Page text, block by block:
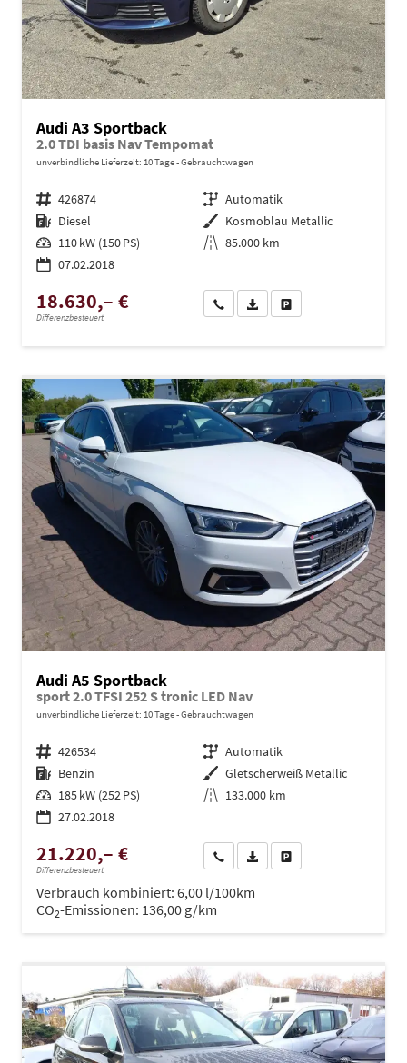
Audi A3 Sportback
2.0 TDI basis Nav Tempomat
unverbindliche Lieferzeit: 10 Tage Gebrauchtwagen
Fahrzeugnr. 426874 Getriebe Automatik
Kraftstoff Diesel Außenfarbe Kosmoblau Metallic
Leistung 110 kW (150 PS) Kilometerstand 85.000 km
07.02.2018
18.630,– €
Differenzbesteuert
Wir rufen Sie anPDF-Datei, Fahrzeugexposé
Audi A5 Sportback
sport 2.0 TFSI 252 S tronic LED Nav
unverbindliche Lieferzeit: 10 Tage Gebrauchtwagen
Fahrzeugnr. 426534 Getriebe Automatik
Kraftstoff Benzin Außenfarbe Gletscherweiß Metallic
Leistung 185 kW (252 PS) Kilometerstand 133.000 km
27.02.2018
21.220,– €
Differenzbesteuert
Wir rufen Sie anPDF-Datei, Fahrzeugexposé
Verbrauch kombiniert: 6,00 l/100km
CO2-Emissionen: 136,00 g/km